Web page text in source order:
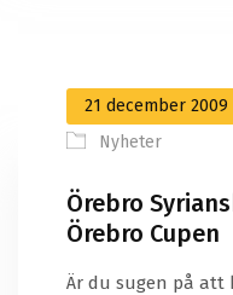
21 december 2009
Nyheter
Örebro
Örebro Cupen
Är du sugen på